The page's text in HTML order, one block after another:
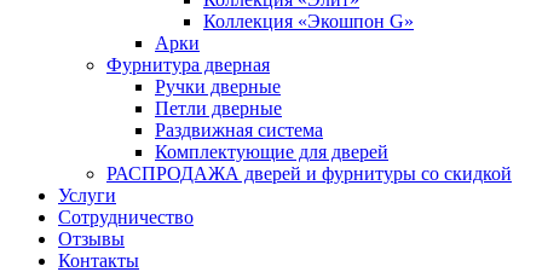
Коллекция «Экошпон G»
Арки
Фурнитура дверная
Ручки дверные
Петли дверные
Раздвижная система
Комплектующие для дверей
РАСПРОДАЖА дверей и фурнитуры со скидкой
Услуги
Сотрудничество
Отзывы
Контакты